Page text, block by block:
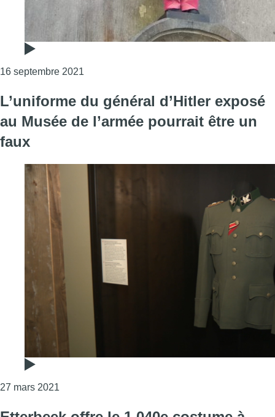
16 septembre 2021
L’uniforme du général d’Hitler exposé
au Musée de l’armée pourrait être un
faux
27 mars 2021